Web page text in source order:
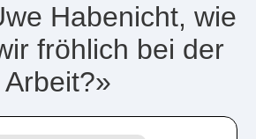
Habenicht, wie
fröhlich bei der
Arbeit?»